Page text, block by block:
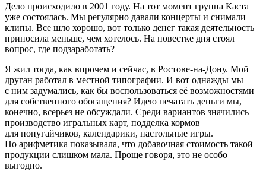
Дело происходило в 2001 году. На тот момент группа Каста
уже состоялась. Мы регулярно давали концерты и снимали
клипы. Все шло хорошо, вот только денег такая деятельность
приносила меньше, чем хотелось. На повестке дня стоял
вопрос, где подзаработать?
Я жил тогда, как впрочем и сейчас, в Ростове‑на‑Дону. Мой
друган работал в местной типографии. И вот однажды мы
с ним задумались, как бы воспользоваться её возможностями
для собственного обогащения? Идею печатать деньги мы,
конечно, всерьез не обсуждали. Среди вариантов значились
производство игральных карт, подделка кормов
для попугайчиков, календарики, настольные игры.
Но арифметика показывала, что добавочная стоимость такой
продукции слишком мала. Проще говоря, это не особо
выгодно.